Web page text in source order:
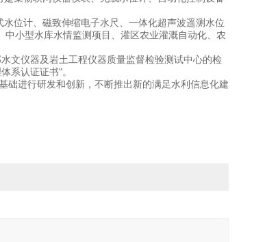
位计、磁致伸缩电子水尺、一体化超声波遥测水位
小型水库水情监测项目、灌区农业灌溉自动化、农
文仪器及岩土工程仪器质量监督检验测试中心的检
系认证证书"。
础进行研发和创新，不断推出新的满足水利信息化建